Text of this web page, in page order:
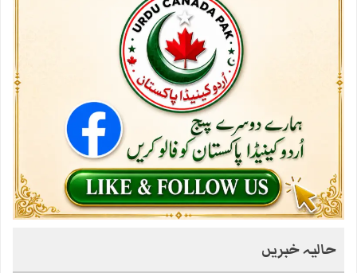
حالیہ خبریں